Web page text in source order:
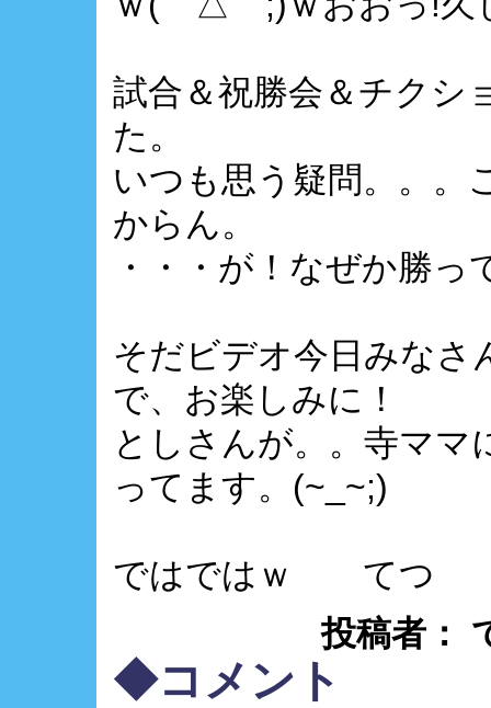
試合＆祝勝会＆チクシ
た。
いつも思う疑問。。。
からん。
・・・が！なぜか勝
そだビデオ今日みなさ
で、お楽しみに！
としさんが。。寺ママ
ってます。(~_~;)
ではではｗ てつ
投稿者：
◆コメント